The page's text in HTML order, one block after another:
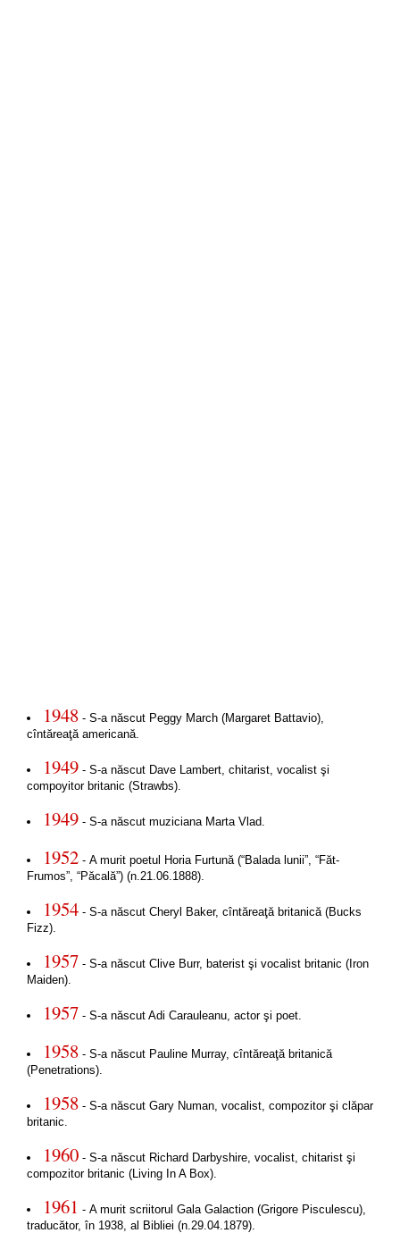
1948- S-a născut Peggy March (Margaret Battavio),
cîntăreaţă americană.
1949- S-a născut Dave Lambert, chitarist, vocalist şi
compoyitor britanic (Strawbs).
1949- S-a născut muziciana Marta Vlad.
1952- A murit poetul Horia Furtună (“Balada lunii”, “Făt-
Frumos”, “Păcală”) (n.21.06.1888).
1954- S-a născut Cheryl Baker, cîntăreaţă britanică (Bucks
Fizz).
1957 - S-a născut Clive Burr, baterist şi vocalist britanic (Iron
Maiden).
1957 - S-a născut Adi Carauleanu, actor şi poet.
1958- S-a născut Pauline Murray, cîntăreaţă britanică
(Penetrations).
1958- S-a născut Gary Numan, vocalist, compozitor şi clăpar
britanic.
1960- S-a născut Richard Darbyshire, vocalist, chitarist şi
compozitor britanic (Living In A Box).
1961 - A murit scriitorul Gala Galaction (Grigore Pisculescu),
traducător, în 1938, al Bibliei (n.29.04.1879).